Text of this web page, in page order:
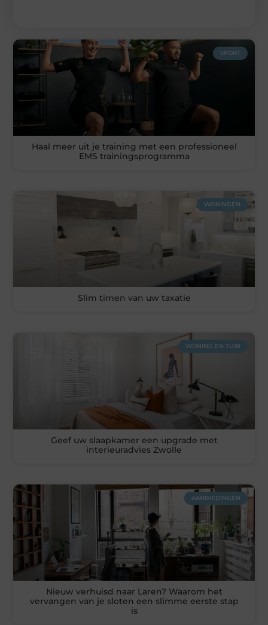
SPORT
Haal meer uit je training met een professioneel
EMS trainingsprogramma
WONINGEN
Slim timen van uw taxatie
WONING EN TUIN
Geef uw slaapkamer een upgrade met
interieuradvies Zwolle
AANBIEDINGEN
Nieuw verhuisd naar Laren? Waarom het
vervangen van je sloten een slimme eerste stap
is